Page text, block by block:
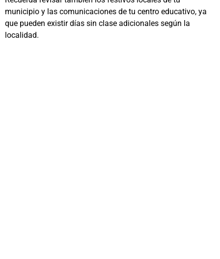
municipio y las comunicaciones de tu centro educativo, ya
que pueden existir días sin clase adicionales según la
localidad.